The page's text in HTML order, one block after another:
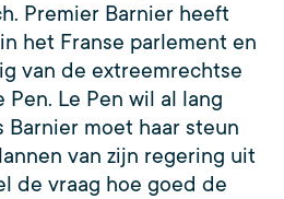
Premier Barnier heeft
het Franse parlement en
van de extreemrechtse
Le Pen wil al lang
Barnier moet haar steun
van zijn regering uit
de vraag hoe goed de